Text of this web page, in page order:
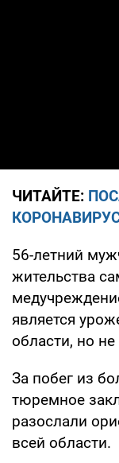
ЧИТАЙТЕ:
56-летний
жительства
является
области, но
За побег из
тюремное
разослали
всей области.